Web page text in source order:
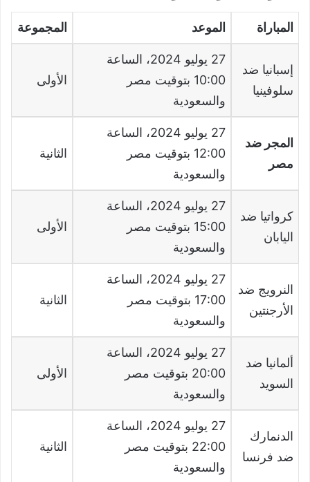
المباراة الموعد المجموعة
إسبانيا ضد
سلوفينيا
27 يوليو
، الساعة
10:00 بتوقيت مصر
والسعودية
الأولى
المجر ضد
مصر
27 يوليو
، الساعة
12:00 بتوقيت مصر
والسعودية
الثانية
كرواتيا ضد
اليابان
27 يوليو
، الساعة
15:00 بتوقيت مصر
والسعودية
الأولى
النرويج ضد
الأرجنتين
27 يوليو
، الساعة
17:00 بتوقيت مصر
والسعودية
الثانية
ألمانيا ضد
السويد
27 يوليو
، الساعة
20:00 بتوقيت مصر
والسعودية
الأولى
الدنمارك
ضد فرنسا
27 يوليو
، الساعة
22:00 بتوقيت مصر
والسعودية
الثانية